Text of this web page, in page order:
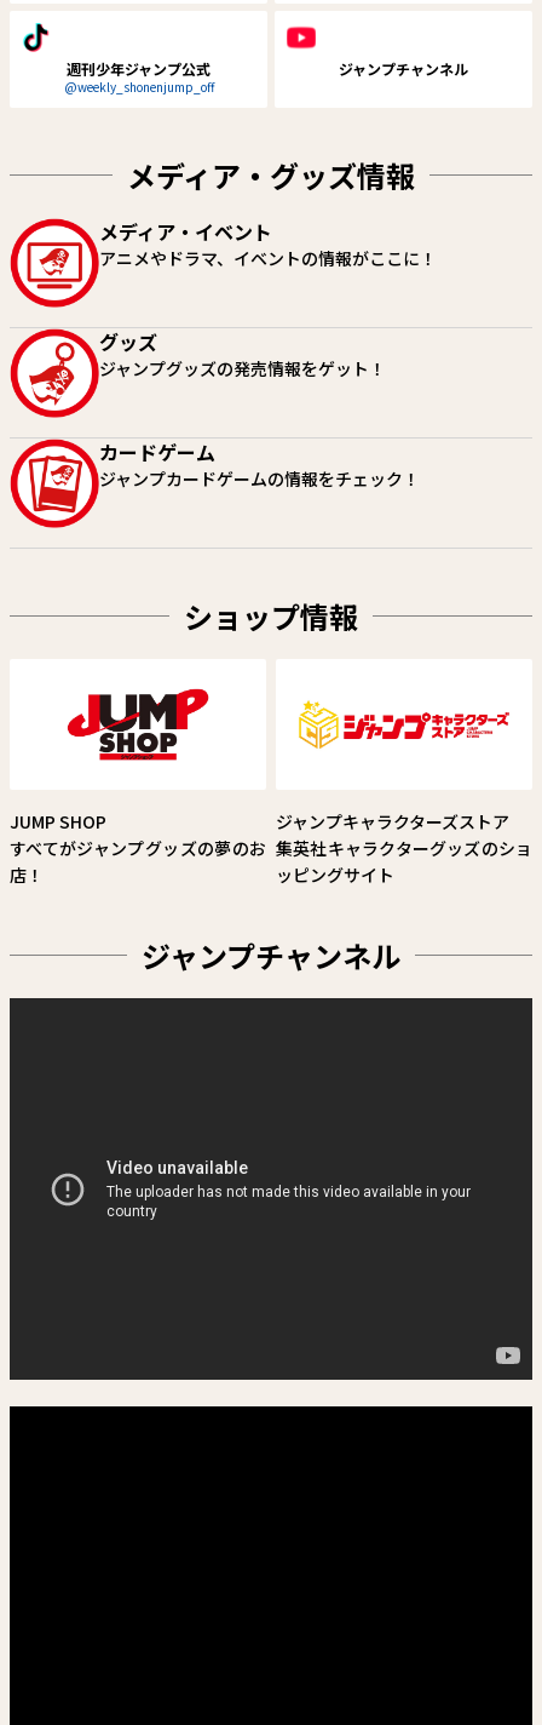
HUNTER×HUNTER
冨樫義博
鈴木祐斗
あかね噺
週刊少年ジャンプ公式
@weekly_shonenjump_off
ジャンプチャンネル
メディア・グッズ情報
メディア・イベント
アニメやドラマ、イベントの情報がここに！
グッズ
ジャンプグッズの発売情報をゲット！
カードゲーム
ジャンプカードゲームの情報をチェック！
ショップ情報
JUMP SHOP
すべてがジャンプグッズの夢のお
店！
ジャンプキャラクターズストア
集英社キャラクターグッズのショ
ッピングサイト
ジャンプチャンネル